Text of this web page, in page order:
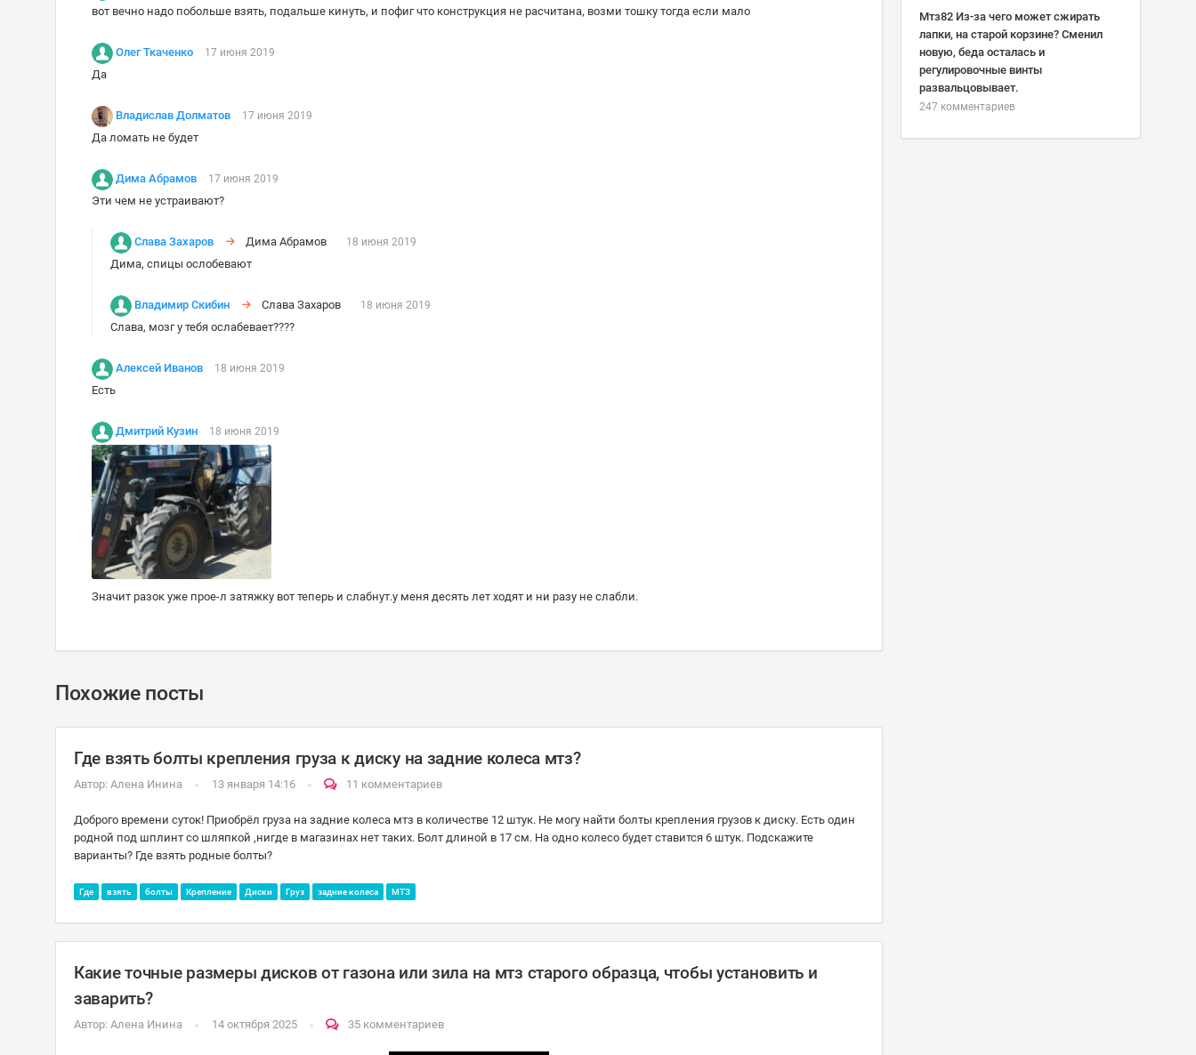
вот вечно надо побольше взять, подальше кинуть, и пофиг что конструкция не расчитана, возми тошку тогда если мало
Олег Ткаченко 17 июня 2019
Да
Владислав Долматов 17 июня 2019
Да ломать не будет
Дима Абрамов 17 июня 2019
Эти чем не устраивают?
Слава Захаров Дима Абрамов 18 июня 2019
Дима, спицы ослобевают
Владимир Скибин Слава Захаров 18 июня 2019
Слава, мозг у тебя ослабевает????
Алексей Иванов 18 июня 2019
Есть
Дмитрий Кузин 18 июня 2019
Значит разок уже прое-л затяжку вот теперь и слабнут.у меня десять лет ходят и ни разу не слабли.
Похожие посты
Где взять болты крепления груза к диску на задние колеса мтз?
Автор: Алена Инина 13 января 14:16 11 комментариев
Доброго времени суток! Приобрёл груза на задние колеса мтз в количестве 12 штук. Не могу найти болты крепления грузов к диску. Есть один
родной под шплинт со шляпкой ,нигде в магазинах нет таких. Болт длиной в 17 см. На одно колесо будет ставится 6 штук. Подскажите
варианты? Где взять родные болты?
Где взять болты Крепление Диски Груз задние колеса МТЗ
Какие точные размеры дисков от газона или зила на мтз старого образца, чтобы установить и
заварить?
Автор: Алена Инина 14 октября 2025 35 комментариев
Мтз82 Из-за чего может сжирать
лапки, на старой корзине? Сменил
новую, беда осталась и
регулировочные винты
развальцовывает.
247 комментариев